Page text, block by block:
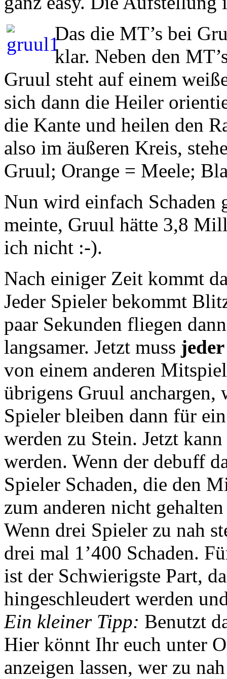
Das die MT’s bei
klar. Neben den
Gruul steht auf einem
sich dann die Heiler
die Kante und heilen den
also im äußeren Kreis,
Gruul; Orange = Meele;
Nun wird einfach Schaden
meinte, Gruul hätte 3,8
ich nicht :-).
Nach einiger Zeit kommt
Jeder Spieler bekommt
paar Sekunden fliegen
langsamer. Jetzt muss jeder
von einem anderen
übrigens Gruul
Spieler bleiben dann für
werden zu Stein. Jetzt
werden. Wenn der debuff
Spieler Schaden, die den
zum anderen nicht
Wenn drei Spieler zu nah
drei mal 1’400 Schaden.
ist der Schwierigste Part,
hingeschleudert werden
Ein kleiner Tipp: Benutzt
Hier könnt Ihr euch unter
anzeigen lassen, wer zu